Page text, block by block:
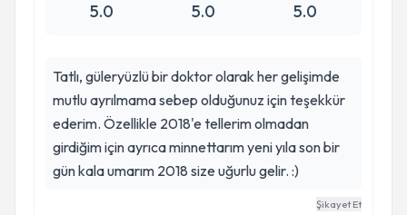
5.0 5.0 5.0
Tatlı, güleryüzlü bir doktor olarak her gelişimde
mutlu ayrılmama sebep olduğunuz için teşekkür
ederim. Özellikle 2018'e tellerim olmadan
girdiğim için ayrıca minnettarım yeni yıla son bir
gün kala umarım 2018 size uğurlu gelir. :)
Şikayet Et